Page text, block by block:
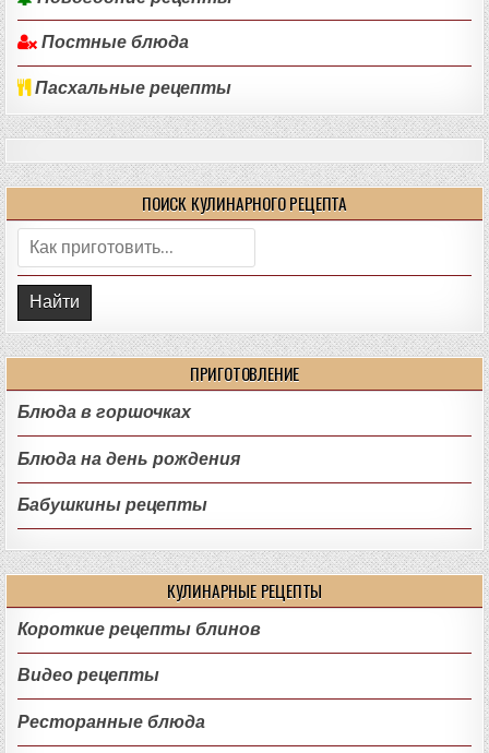
Постные блюда
Пасхальные рецепты
ПОИСК КУЛИНАРНОГО РЕЦЕПТА
Поиск:
ПРИГОТОВЛЕНИЕ
Блюда в горшочках
Блюда на день рождения
Бабушкины рецепты
КУЛИНАРНЫЕ РЕЦЕПТЫ
Короткие рецепты блинов
Видео рецепты
Ресторанные блюда